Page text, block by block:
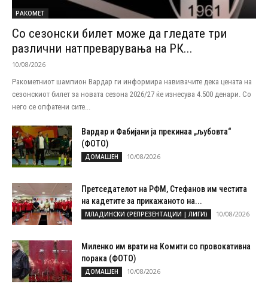
РАКОМЕТ
Со сезонски билет може да гледате три
различни натпреварувања на РК...
10/08/2026
Ракометниот шампион Вардар ги информира навивачите дека цената на
сезонскиот билет за новата сезона 2026/27 ќе изнесува 4.500 денари. Со
него се опфатени сите...
Вардар и Фабијани ја прекинаа „љубовта“
(ФОТО)
ДОМАШЕН 10/08/2026
Претседателот на РФМ, Стефанов им честита
на кадетите за прикажаното на...
МЛАДИНСКИ (РЕПРЕЗЕНТАЦИИ | ЛИГИ) 10/08/2026
Миленко им врати на Комити со провокативна
порака (ФОТО)
ДОМАШЕН 10/08/2026